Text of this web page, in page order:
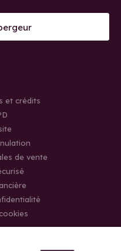
et crédits
de vente